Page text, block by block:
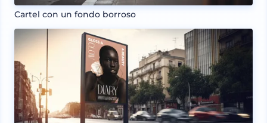
Cartel con un fondo borroso